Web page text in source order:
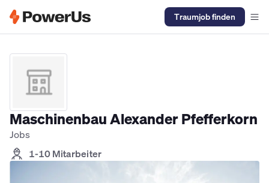
Traumjob finden
Maschinenbau Alexander Pfefferkorn
Jobs
1-10 Mitarbeiter